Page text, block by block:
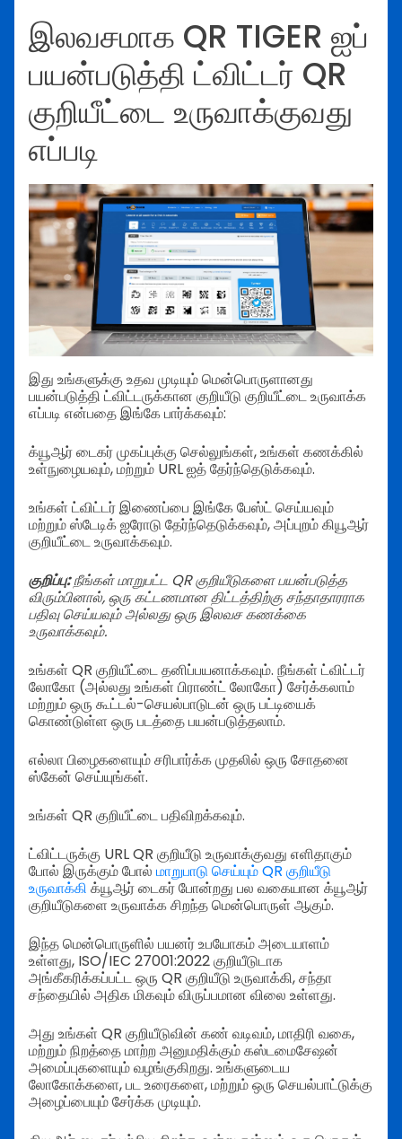
இலவசமாக QR TIGER ஐப்
பயன்படுத்தி ட்விட்டர் QR
குறியீட்டை உருவாக்குவது
எப்படி
இது உங்களுக்கு உதவ முடியும் மென்பொருளானது
பயன்படுத்தி ட்விட்டருக்கான குறியீடு குறியீட்டை உருவாக்க
எப்படி என்பதை இங்கே பார்க்கவும்:
க்யூஆர் டைகர் முகப்புக்கு செல்லுங்கள், உங்கள் கணக்கில்
உள்நுழையவும், மற்றும் URL ஐத் தேர்ந்தெடுக்கவும்.
உங்கள் ட்விட்டர் இணைப்பை இங்கே பேஸ்ட் செய்யவும்
மற்றும் ஸ்டேடிக் ஐரோடு தேர்ந்தெடுக்கவும், அப்புறம் கியூஆர்
குறியீட்டை உருவாக்கவும்.
குறிப்பு:நீங்கள் மாறுபட்ட QR குறியீடுகளை பயன்படுத்த
விரும்பினால், ஒரு கட்டணமான திட்டத்திற்கு சந்தாதாரராக
பதிவு செய்யவும் அல்லது ஒரு இலவச கணக்கை
உருவாக்கவும்.
உங்கள் QR குறியீட்டை தனிப்பயனாக்கவும். நீங்கள் ட்விட்டர்
லோகோ (அல்லது உங்கள் பிராண்ட் லோகோ) சேர்க்கலாம்
மற்றும் ஒரு கூட்டல்-செயல்பாடுடன் ஒரு பட்டியைக்
கொண்டுள்ள ஒரு படத்தை பயன்படுத்தலாம்.
எல்லா பிழைகளையும் சரிபார்க்க முதலில் ஒரு சோதனை
ஸ்கேன் செய்யுங்கள்.
உங்கள் QR குறியீட்டை பதிவிறக்கவும்.
ட்விட்டருக்கு URL QR குறியீடு உருவாக்குவது எளிதாகும்
போல் இருக்கும் போல் மாறுபாடு செய்யும் QR குறியீடு
உருவாக்கி க்யூஆர் டைகர் போன்றது பல வகையான க்யூஆர்
குறியீடுகளை உருவாக்க சிறந்த மென்பொருள் ஆகும்.
இந்த மென்பொருளில் பயனர் உபயோகம் அடையாளம்
உள்ளது, ISO/IEC 27001:2022 குறியீடுடாக
அங்கீகரிக்கப்பட்ட ஒரு QR குறியீடு உருவாக்கி, சந்தா
சந்தையில் அதிக மிகவும் விருப்பமான விலை உள்ளது.
அது உங்கள் QR குறியீடுவின் கண் வடிவம், மாதிரி வகை,
மற்றும் நிறத்தை மாற்ற அனுமதிக்கும் கஸ்டமைசேஷன்
அமைப்புகளையும் வழங்குகிறது. உங்களுடைய
லோகோக்களை, பட உரைகளை, மற்றும் ஒரு செயல்பாட்டுக்கு
அழைப்பையும் சேர்க்க முடியும்.